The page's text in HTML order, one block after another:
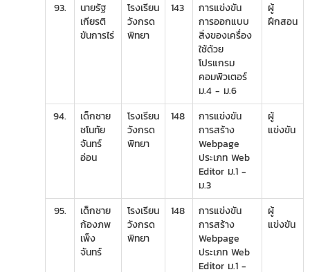
93.
นายรัฐ
เกียรติ
ขันการไร่
โรงเรียน
วังกรด
พิทยา
143
การแข่งขัน
การออกแบบ
สิ่งของเครื่อง
ใช้ด้วย
โปรแกรม
คอมพิวเตอร์
ม.4 - ม.6
ผู้
ฝึกสอน
94.
เด็กชาย
ชโนทัย
จันทร์
อ่อน
โรงเรียน
วังกรด
พิทยา
148
การแข่งขัน
การสร้าง
Webpage
ประเภท Web
Editor ม.1 -
ม.3
ผู้
แข่งขัน
95.
เด็กชาย
ก้องภพ
เพ็ง
จันทร์
โรงเรียน
วังกรด
พิทยา
148
การแข่งขัน
การสร้าง
Webpage
ประเภท Web
Editor ม.1 -
ผู้
แข่งขัน